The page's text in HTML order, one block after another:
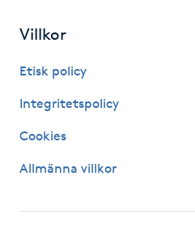
Pigmentfläckar
Plastikkirurgi
Power Yoga
PRP (Platelet Rich Plasma)
Villkor
Etisk policy
Integritetspolicy
Cookies
Allmänna villkor